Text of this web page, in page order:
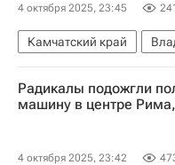
4 октября 2025, 23:45
Камчатский край
Общество
Камчатка
Радикалы подожгли
машину в центре
4 октября 2025, 23:42